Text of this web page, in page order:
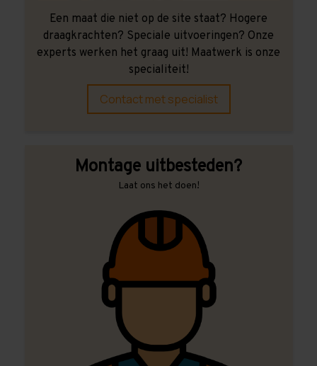
Een maat die niet op de site staat? Hogere
draagkrachten? Speciale uitvoeringen? Onze
experts werken het graag uit! Maatwerk is onze
specialiteit!
Contact met specialist
Montage uitbesteden?
Laat ons het doen!